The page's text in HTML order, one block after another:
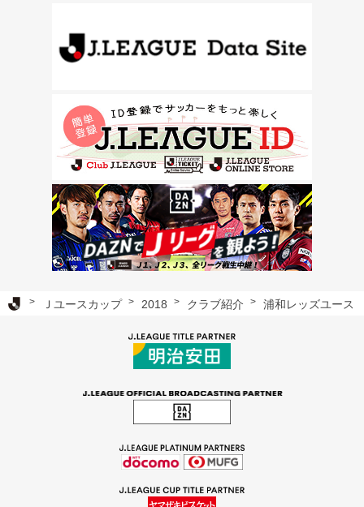
Ｊリーグ TOP
Ｊユースカップ 2018 クラブ紹介 浦和レッズユース